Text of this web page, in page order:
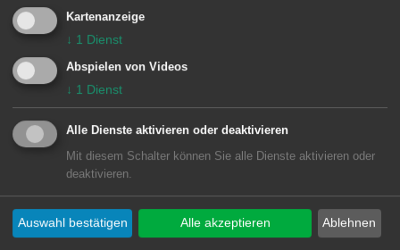
Einheiten Feuerwehr Aalen:
Zugführer vom Dienst
5 Wasseralfingen / Hofen
Kartenanzeige
↓ 1 Dienst
Abspielen von Videos
↓ 1 Dienst
Alle Dienste aktivieren oder deaktivieren
Mit diesem Schalter können Sie alle Dienste aktivieren oder
deaktivieren.
Ablehnen
Auswahl bestätigen Alle akzeptieren